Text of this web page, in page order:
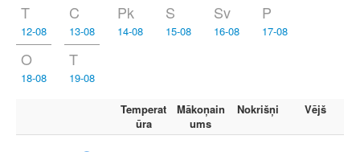
T
12-08
C
13-08
Pk
14-08
S
15-08
Sv
16-08
P
17-08
O
18-08
T
19-08
Temperat
ūra
Mākoņain
ums
Nokrišņi Vējš